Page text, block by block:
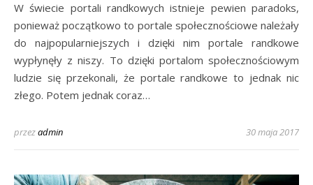
W świecie portali randkowych istnieje pewien paradoks,
ponieważ początkowo to portale społecznościowe należały
do najpopularniejszych i dzięki nim portale randkowe
wypłynęły z niszy. To dzięki portalom społecznościowym
ludzie się przekonali, że portale randkowe to jednak nic
złego. Potem jednak coraz…
przezadmin 30 maja 2017